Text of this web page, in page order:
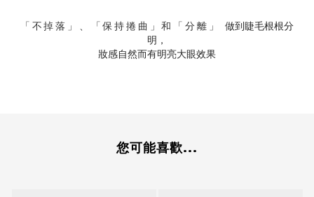
「不掉落」、「保持捲曲」和「分離」做到睫毛根根分
明，
妝感自然而有明亮大眼效果
您可能喜歡...